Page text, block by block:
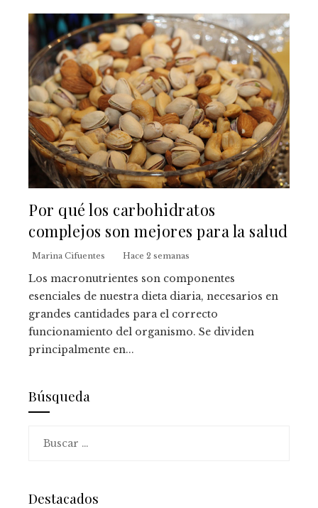
Por qué los carbohidratos
complejos son mejores para la salud
Marina Cifuentes Hace 2 semanas
Los macronutrientes son componentes
esenciales de nuestra dieta diaria, necesarios en
grandes cantidades para el correcto
funcionamiento del organismo. Se dividen
principalmente en...
Búsqueda
Destacados